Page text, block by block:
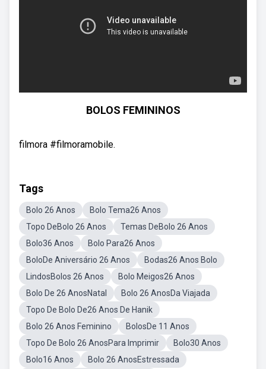
BOLOS FEMININOS
filmora #filmoramobile.
Tags
Bolo 26 Anos
Bolo Tema26 Anos
Topo DeBolo 26 Anos
Temas DeBolo 26 Anos
Bolo36 Anos
Bolo Para26 Anos
BoloDe Aniversário 26 Anos
Bodas26 Anos Bolo
LindosBolos 26 Anos
Bolo Meigos26 Anos
Bolo De 26 AnosNatal
Bolo 26 AnosDa Viajada
Topo De Bolo De26 Anos De Hanik
Bolo 26 Anos Feminino
BolosDe 11 Anos
Topo De Bolo 26 AnosPara Imprimir
Bolo30 Anos
Bolo16 Anos
Bolo 26 AnosEstressada